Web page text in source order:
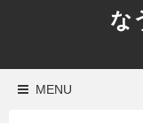
な
MENU